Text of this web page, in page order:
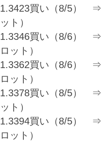
1.3423買い（8/5） ⇒
ット）
1.3346買い（8/6） ⇒
ロット）
1.3362買い（8/6） ⇒
ロット）
1.3378買い（8/5） ⇒
ット）
1.3394買い（8/5） ⇒
ロット）